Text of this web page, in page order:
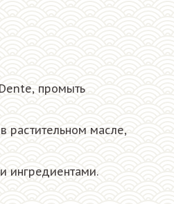
промыть
растительном масле,
ингредиентами.